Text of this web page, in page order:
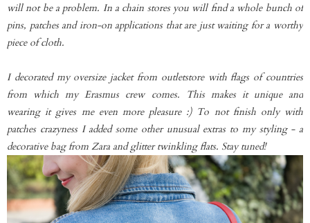
will not be a problem. In a chain stores you will find a whole bunch of
pins, patches and iron-on applications that are just waiting for a worthy
piece of cloth.
I decorated my oversize jacket from outletstore with flags of countries
from which my Erasmus crew comes. This makes it unique and
wearing it gives me even more pleasure :) To not finish only with
patches crazyness I added some other unusual extras to my styling - a
decorative bag from Zara and glitter twinkling flats. Stay tuned!